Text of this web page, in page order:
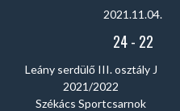
2021.11.04.
24- 22
Leány serdülő III. osztály J
2021/2022
Székács Sportcsarnok